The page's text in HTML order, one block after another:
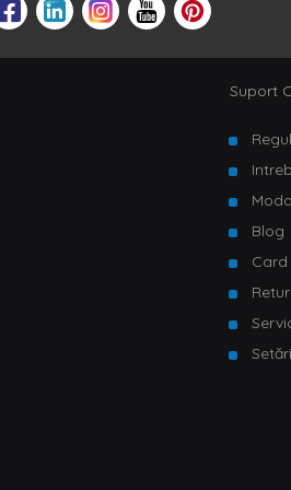
Suport
Blog
Retur